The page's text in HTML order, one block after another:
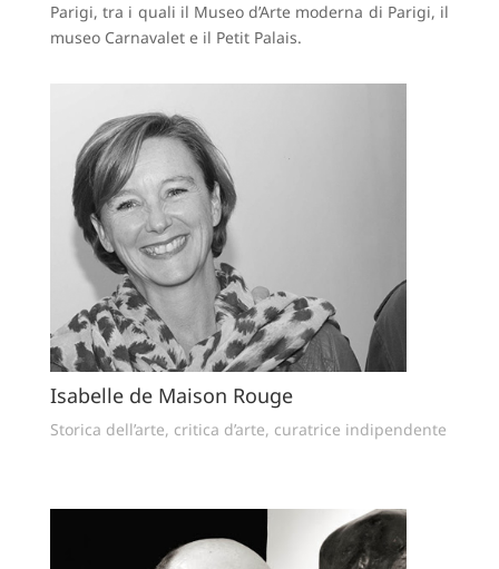
Parigi, tra i quali il Museo d’Arte moderna di Parigi, il
museo Carnavalet e il Petit Palais.
Isabelle de Maison Rouge
Storica dell’arte, critica d’arte, curatrice indipendente